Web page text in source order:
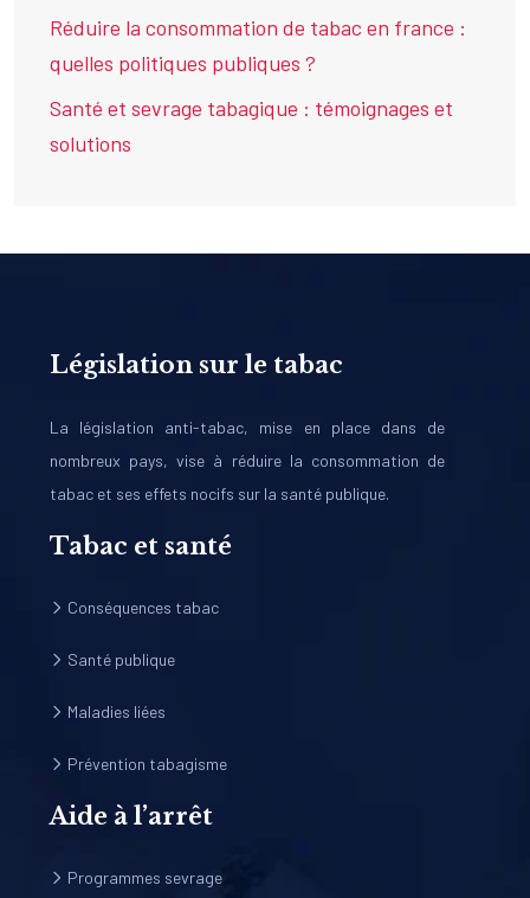
Réduire la consommation de tabac en france :
quelles politiques publiques ?
Santé et sevrage tabagique : témoignages et
solutions
Législation sur le tabac
La législation anti-tabac, mise en place dans de
nombreux pays, vise à réduire la consommation de
tabac et ses effets nocifs sur la santé publique.
Tabac et santé
Conséquences tabac
Santé publique
Maladies liées
Prévention tabagisme
Aide à l’arrêt
Programmes sevrage